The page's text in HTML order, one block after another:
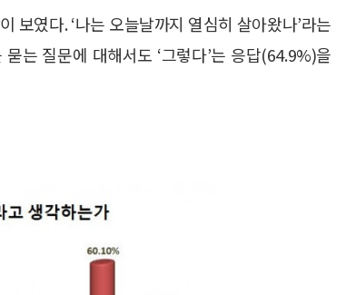
보였다. ‘나는 오늘날까지 열심히 살아왔나’라는
는 질문에 대해서도 ‘그렇다’는 응답(64.9%)을